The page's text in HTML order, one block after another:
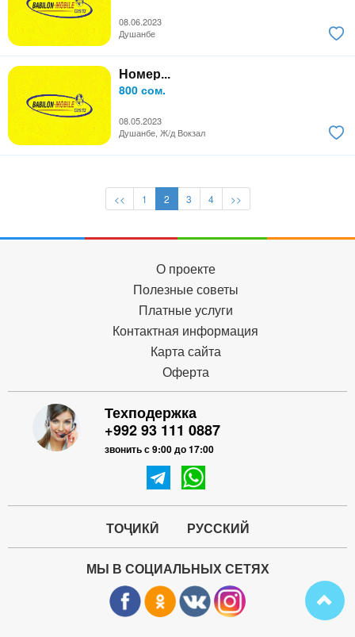
08.06.2023
Душанбе
Номер...
800 сом.
08.05.2023
Душанбе, Ж/д Вокзал
<< 1 2 3 4 >>
О проекте
Полезные советы
Платные услуги
Контактная информация
Карта сайта
Оферта
Техподержка
+992 93 111 0887
звонить с 9:00 до 17:00
ТОҶИКӢ РУССКИЙ
МЫ В СОЦИАЛЬНЫХ СЕТЯХ